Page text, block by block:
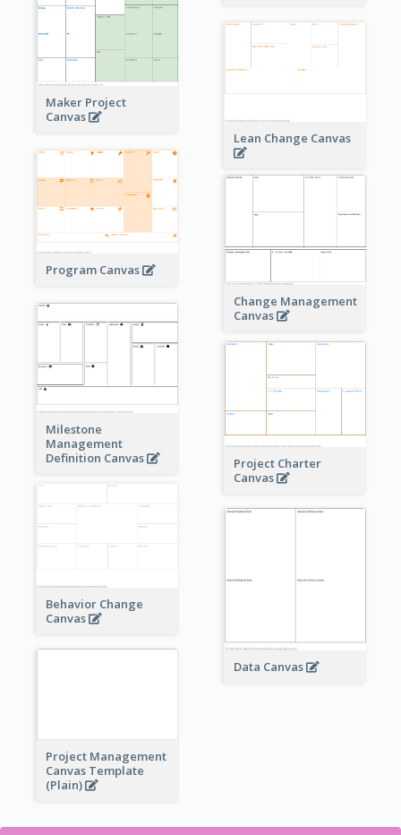
Maker Project
Canvas
Lean Change Canvas
Program Canvas
Change Management
Canvas
Milestone
Management
Definition Canvas
Project Charter
Canvas
Behavior Change
Canvas
Data Canvas
Project Management
Canvas Template
(Plain)